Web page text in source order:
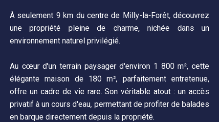
À seulement 9 km du centre de Milly-la-Forêt, découvrez
une propriété pleine de charme, nichée dans un
environnement naturel privilégié.
Au cœur d'un terrain paysager d'environ 1 800 m², cette
élégante maison de 180 m², parfaitement entretenue,
offre un cadre de vie rare. Son véritable atout : un accès
privatif à un cours d'eau, permettant de profiter de balades
en barque directement depuis la propriété.